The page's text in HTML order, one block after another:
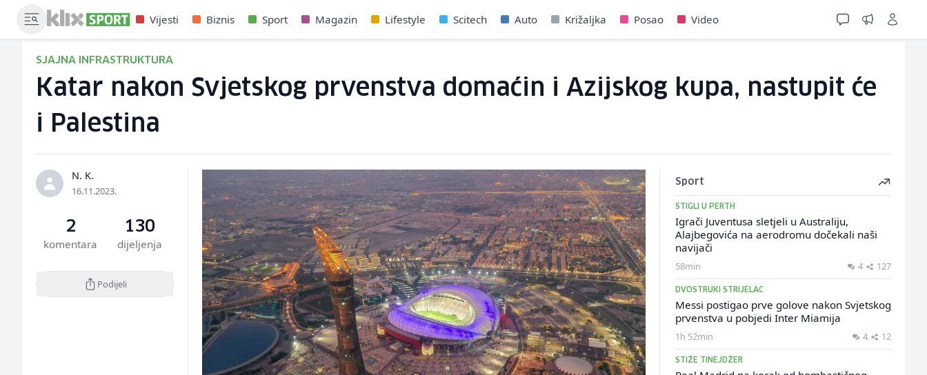
Vijesti Biznis Sport Magazin Lifestyle Scitech Auto Križaljka Posao Video
SJAJNA INFRASTRUKTURA
Katar nakon Svjetskog prvenstva domaćin i Azijskog kupa, nastupit će
i Palestina
N. K.
16.11.2023.
2
komentara
130
dijeljenja
Podijeli
Sport
STIGLI U PERTH
Igrači Juventusa sletjeli u Australiju,
Alajbegovića na aerodromu dočekali naši
navijači
58min 4 127
DVOSTRUKI STRIJELAC
Messi postigao prve golove nakon Svjetskog
prvenstva u pobjedi Inter Miamija
1h 52min 4 12
STIŽE TINEJDŽER